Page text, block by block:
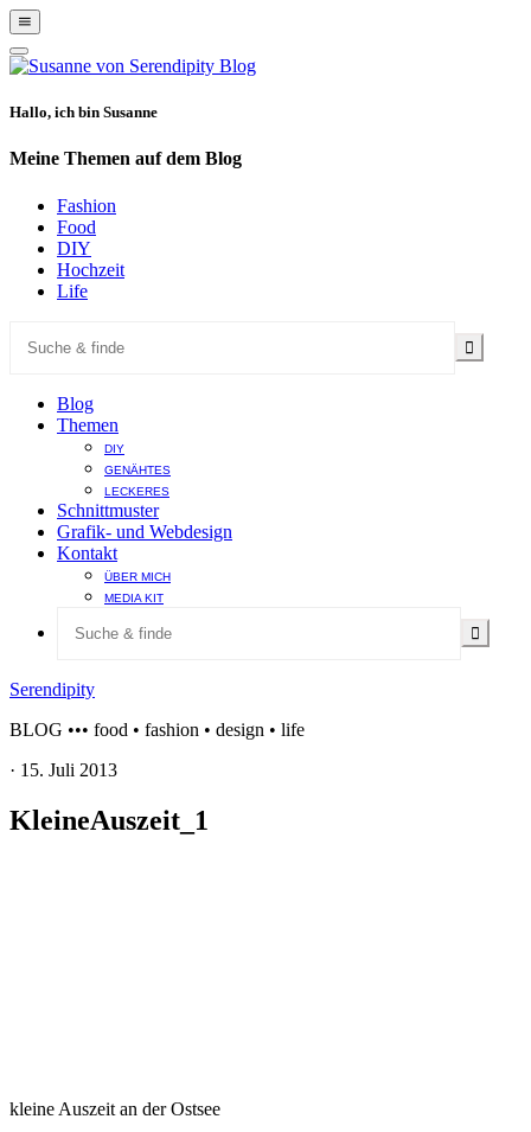
Show
Offscreen
Content
Hide
Offscreen
Hallo, ich bin Susanne
Meine Themen auf dem Blog
Fashion
Food
DIY
Hochzeit
Life
Blog
Themen
DIY
GENÄHTES
LECKERES
Schnittmuster
Grafik- und Webdesign
Kontakt
ÜBER MICH
MEDIA KIT
Serendipity
BLOG ••• food • fashion • design • life
· 15. Juli 2013
KleineAuszeit_1
kleine Auszeit an der Ostsee